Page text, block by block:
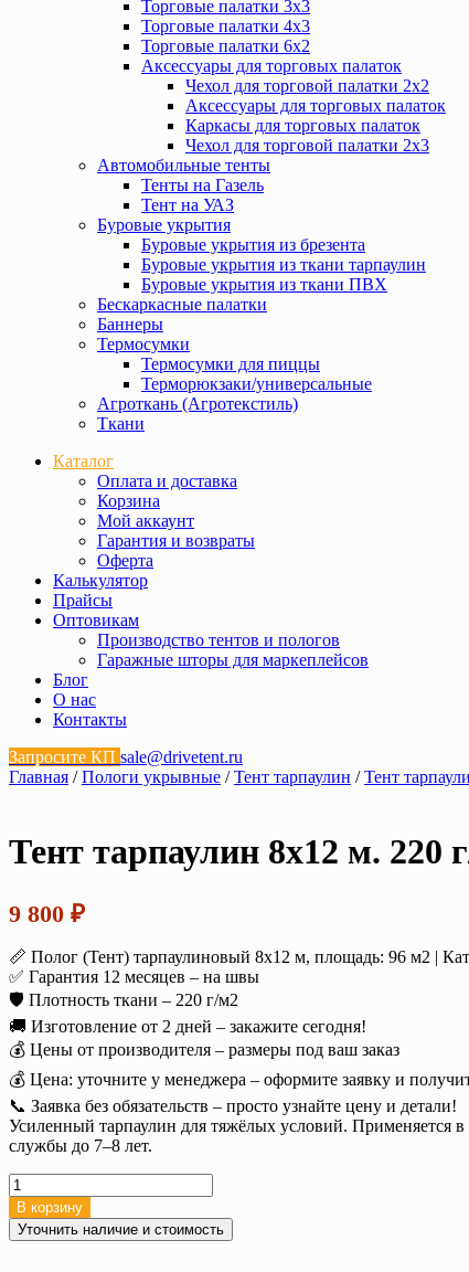
Торговые палатки 3х3
Торговые палатки 4х3
Торговые палатки 6х2
Аксессуары для торговых палаток
Чехол для торговой палатки 2х2
Аксессуары для торговых палаток
Каркасы для торговых палаток
Чехол для торговой палатки 2х3
Автомобильные тенты
Тенты на Газель
Тент на УАЗ
Буровые укрытия
Буровые укрытия из брезента
Буровые укрытия из ткани тарпаулин
Буровые укрытия из ткани ПВХ
Бескаркасные палатки
Баннеры
Термосумки
Термосумки для пиццы
Терморюкзаки/универсальные
Агроткань (Агротекстиль)
Ткани
Каталог
Оплата и доставка
Корзина
Мой аккаунт
Гарантия и возвраты
Оферта
Калькулятор
Прайсы
Оптовикам
Производство тентов и пологов
Гаражные шторы для маркеплейсов
Блог
О нас
Контакты
Запросите КП sale@drivetent.ru
Главная /Пологи укрывные /Тент тарпаулин /Тент
Тент тарпаулин 8х12 м. 220
9 800 ₽
📏 Полог (Тент) тарпаулиновый 8х12 м, площадь: 96 м2 |
✅ Гарантия 12 месяцев – на швы
🛡️ Плотность ткани – 220 г/м2
🚚 Изготовление от 2 дней – закажите сегодня!
💰 Цены от производителя – размеры под ваш заказ
💰 Цена: уточните у менеджера – оформите заявку и
📞 Заявка без обязательств – просто узнайте цену и детали!
Усиленный тарпаулин для тяжёлых условий. Применяется
службы до 7–8 лет.
Количество
товара
Тент
тарпаулин
В корзину
Уточнить наличие и стоимость